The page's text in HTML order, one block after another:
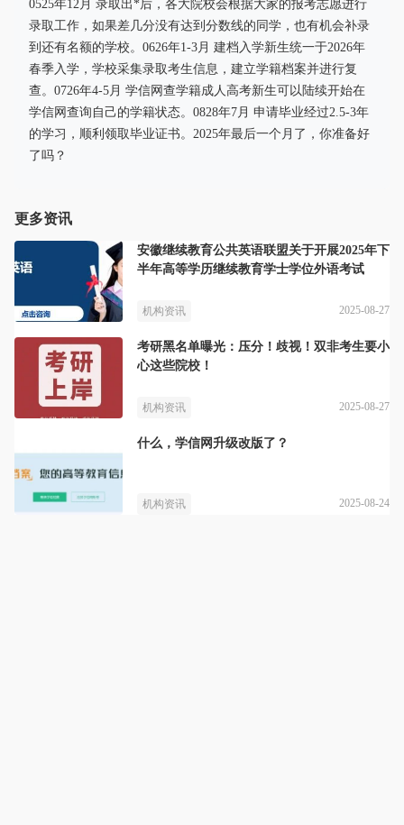
0525年12月 录取出*后，各大院校会根据大家的报考志愿进行
录取工作，如果差几分没有达到分数线的同学，也有机会补录
到还有名额的学校。0626年1-3月 建档入学新生统一于2026年
春季入学，学校采集录取考生信息，建立学籍档案并进行复
查。0726年4-5月 学信网查学籍成人高考新生可以陆续开始在
学信网查询自己的学籍状态。0828年7月 申请毕业经过2.5-3年
的学习，顺利领取毕业证书。2025年最后一个月了，你准备好
了吗？
更多资讯
安徽继续教育公共英语联盟关于开展2025年下
半年高等学历继续教育学士学位外语考试
机构资讯 2025-08-27
考研黑名单曝光：压分！歧视！双非考生要小
心这些院校！
机构资讯 2025-08-27
什么，学信网升级改版了？
机构资讯 2025-08-24